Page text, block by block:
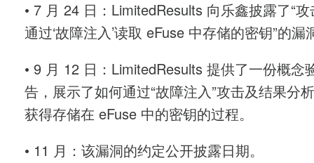
• 7 月 24 日：LimitedResults 向乐鑫披露了“
通过‘故障注入’读取 eFuse 中存储的密钥”的漏
• 9 月 12 日：LimitedResults 提供了一份概念
告，展示了如何通过“故障注入”攻击及结果分
获得存储在 eFuse 中的密钥的过程。
• 11 月：该漏洞的约定公开披露日期。